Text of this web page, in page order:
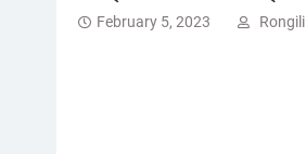
February 5, 2023